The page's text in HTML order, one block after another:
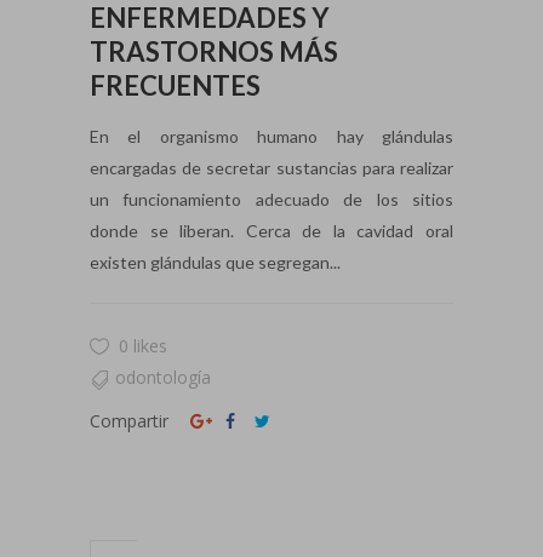
ENFERMEDADES Y
TRASTORNOS MÁS
FRECUENTES
En el organismo humano hay glándulas
encargadas de secretar sustancias para realizar
un funcionamiento adecuado de los sitios
donde se liberan. Cerca de la cavidad oral
existen glándulas que segregan...
0 likes
odontología
Compartir